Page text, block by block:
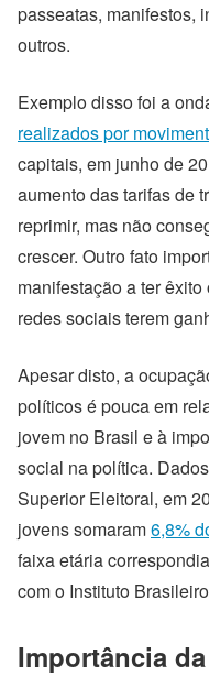
passeatas, manifestos,
outros.
Exemplo disso foi a
realizados por
capitais, em junho de
aumento das tarifas de
reprimir, mas não
crescer. Outro fato
manifestação a ter
redes sociais terem
Apesar disto, a
políticos é pouca em
jovem no Brasil e à
social na política.
Superior Eleitoral, em
jovens somaram6,8%
faixa etária
com o Instituto
Importância